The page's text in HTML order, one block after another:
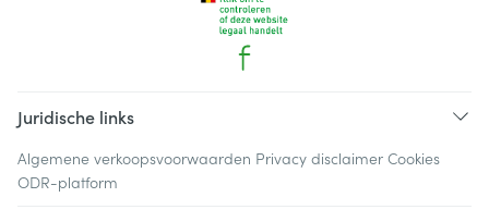
Juridische links
Algemene verkoopsvoorwaarden Privacy disclaimer Cookies
ODR-platform